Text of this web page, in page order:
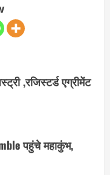
,रजिस्टर्ड एग्रीमेंट
पहुंचे महाकुंभ,